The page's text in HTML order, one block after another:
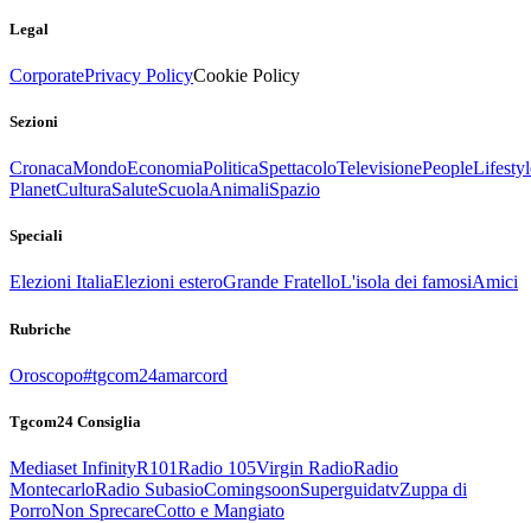
Legal
CorporatePrivacy PolicyCookie Policy
Sezioni
CronacaMondoEconomiaPoliticaSpettacoloTelevisionePeople
PlanetCulturaSaluteScuolaAnimaliSpazio
Speciali
Elezioni ItaliaElezioni esteroGrande FratelloL'isola dei famosiAmici
Rubriche
Oroscopo#tgcom24amarcord
Tgcom24 Consiglia
Mediaset InfinityR101Radio 105Virgin RadioRadio
MontecarloRadio SubasioComingsoonSuperguidatvZuppa di
PorroNon SprecareCotto e Mangiato